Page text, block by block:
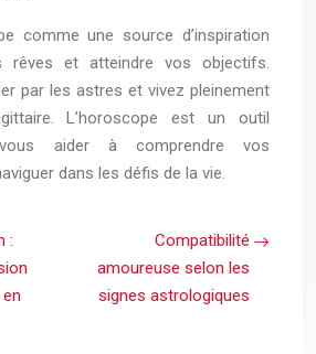
comme une source d’inspiration
rêves et atteindre vos objectifs.
par les astres et vivez pleinement
L’horoscope est un outil
aider à comprendre vos
dans les défis de la vie.
:
Compatibilité
amoureuse selon les
signes astrologiques